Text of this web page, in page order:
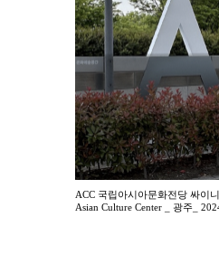
ACC 국립아시아문화전당 싸이
Asian Culture Center _ 광주_